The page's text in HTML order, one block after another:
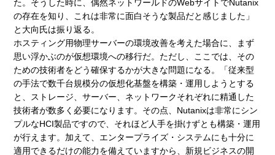
た。そうした時に、偶然ネットワールドのWebサイトでNutanix
の存在を知り、これは非常に面白そうな製品だと感じました」
と大向氏は振り返る。
ホスティング用物理サーバーの環境改善を考えた場合に、まず
思い浮かぶのが仮想環境への移行だ。ただし、ここでは、その
ための技術者をどう確保するかが大きな問題になる。「従来型
の手法で数千台規模分の仮想化基盤を構築・運用しようとする
と、ストレージ、サーバー、ネットワークそれぞれに精通した
技術者が数多く必要になります。その点、Nutanixは非常にシン
プルなHCI製品ですので、それほど人手を掛けずとも構築・運用
が行えます。加えて、エンタープライズ・システムにも十分に
適用できるだけの能力を備えていますから、新規ビジネスの開